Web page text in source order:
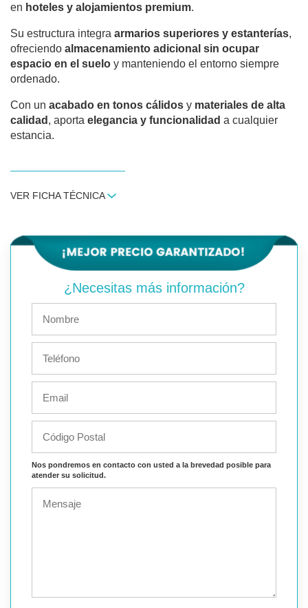
en hoteles y alojamientos premium.
Su estructura integra armarios superiores y estanterías,
ofreciendo almacenamiento adicional sin ocupar
espacio en el suelo y manteniendo el entorno siempre
ordenado.
Con un acabado en tonos cálidos y materiales de alta
calidad , aporta elegancia y funcionalidad a cualquier
estancia.
VER FICHA TÉCNICA
¿Necesitas más información?
Nos pondremos en contacto con usted a la brevedad posible para
atender su solicitud.